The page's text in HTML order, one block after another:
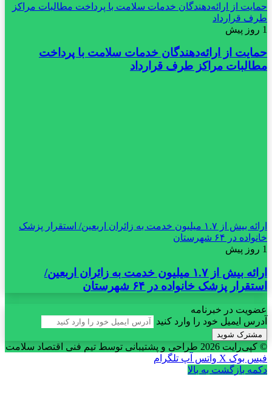
حمایت از ارائه‌دهندگان خدمات سلامت با پرداخت مطالبات مراکز
طرف قرارداد
1 روز پیش
حمایت از ارائه‌دهندگان خدمات سلامت با پرداخت
مطالبات مراکز طرف قرارداد
ارائه بیش از ۱.۷ میلیون خدمت به زائران اربعین/ استقرار پزشک
خانواده در ۶۴ شهرستان
1 روز پیش
ارائه بیش از ۱.۷ میلیون خدمت به زائران اربعین/
استقرار پزشک خانواده در ۶۴ شهرستان
عضویت در خبرنامه
آدرس ایمیل خود را وارد کنید
© کپی‌رایت 2026
طراحی و پشتیبانی توسط تیم فنی اقتصاد سلامت
فیس بوک X واتس آپ تلگرام
دکمه بازگشت به بالا